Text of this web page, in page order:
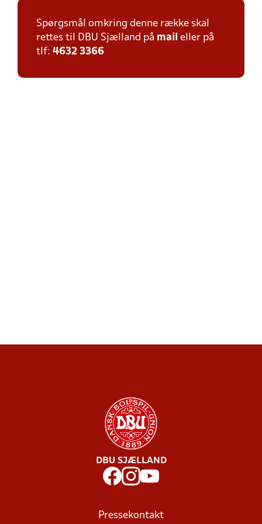
Spørgsmål omkring denne række skal
rettes til DBU Sjælland på mail eller på
tlf: 4632 3366
DBU SJÆLLAND
Pressekontakt